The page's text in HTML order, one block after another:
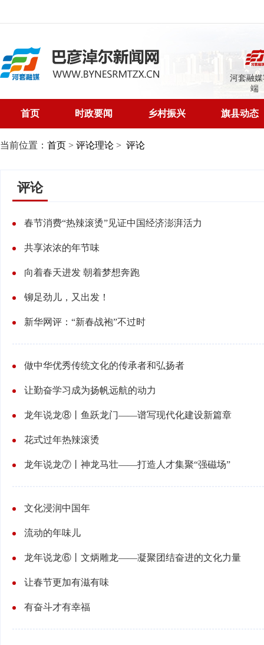
河套融
端
首页 时政要闻 乡村振兴 旗县动态
当前位置： 首页 > 评论理论 > 评论
评论
春节消费“热辣滚烫”见证中国经济澎湃活力
共享浓浓的年节味
向着春天进发 朝着梦想奔跑
铆足劲儿，又出发！
新华网评：“新春战袍”不过时
做中华优秀传统文化的传承者和弘扬者
让勤奋学习成为扬帆远航的动力
龙年说龙⑧丨鱼跃龙门——谱写现代化建设新篇章
花式过年热辣滚烫
龙年说龙⑦丨神龙马壮——打造人才集聚“强磁场”
文化浸润中国年
流动的年味儿
龙年说龙⑥丨文炳雕龙——凝聚团结奋进的文化力量
让春节更加有滋有味
有奋斗才有幸福